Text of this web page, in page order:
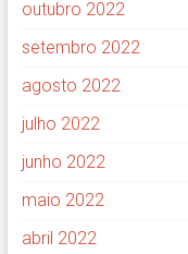
outubro 2022
setembro 2022
agosto 2022
julho 2022
junho 2022
maio 2022
abril 2022